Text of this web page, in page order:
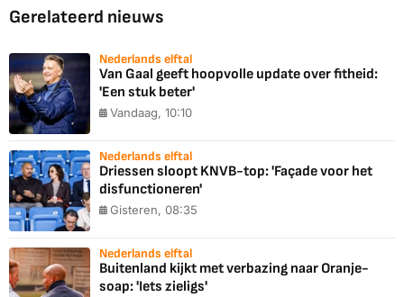
Gerelateerd nieuws
Nederlands elftal
Van Gaal geeft hoopvolle update over fitheid:
'Een stuk beter'
Vandaag, 10:10
Nederlands elftal
Driessen sloopt KNVB-top: 'Façade voor het
disfunctioneren'
Gisteren, 08:35
Nederlands elftal
Buitenland kijkt met verbazing naar Oranje-
soap: 'Iets zieligs'